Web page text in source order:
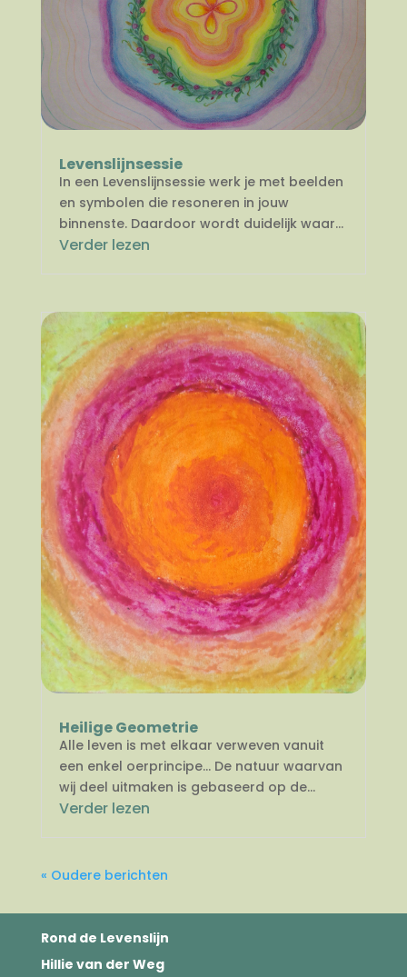
Levenslijnsessie
In een Levenslijnsessie werk je met beelden
en symbolen die resoneren in jouw
binnenste. Daardoor wordt duidelijk waar...
Verder lezen
Heilige Geometrie
Alle leven is met elkaar verweven vanuit
een enkel oerprincipe… De natuur waarvan
wij deel uitmaken is gebaseerd op de...
Verder lezen
« Oudere berichten
Rond de Levenslijn
Hillie van der Weg